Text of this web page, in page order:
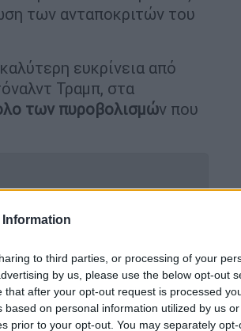
Information
to third parties, or processing of your
by us, please use the below opt-out
after your opt-out request is processed
on personal information utilized by us
prior to your opt-out. You may separately
των ανταποκριτών του
ευκρίνεια από
Τραμπ, στα
των πυροβολισμών που
για τον β'
ακριβότερα drone